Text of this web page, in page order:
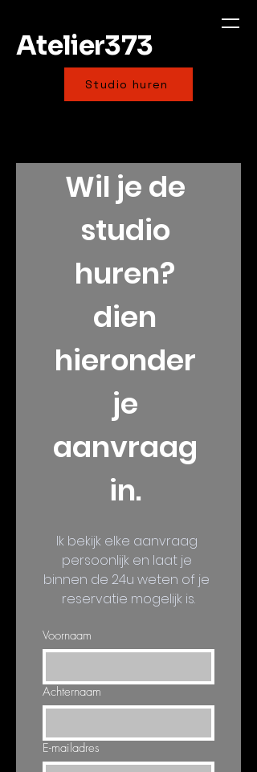
Atelier373
Studio huren
Wil je de
studio
huren?
dien
hieronder
je
aanvraag
Ik bekijk elke aanvraag
persoonlijk en laat je
binnen de 24u weten of je
reservatie mogelijk is.
Voornaam
Achternaam
E-mailadres